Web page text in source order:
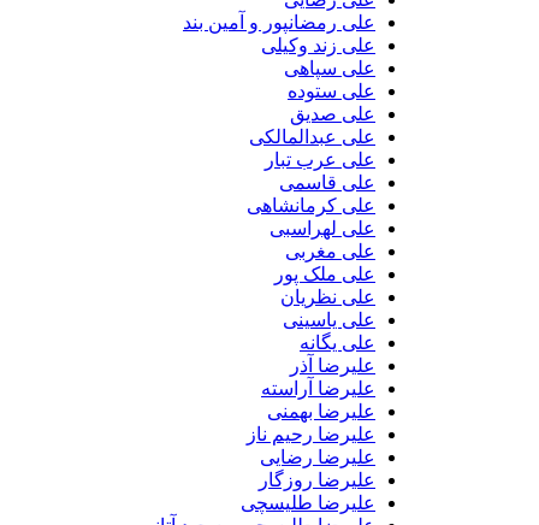
علی رمضانپور و آمین بند
علی زند وکیلی
علی سپاهی
علی ستوده
علی صدیق
علی عبدالمالکی
علی عرب تبار
علی قاسمی
علی کرمانشاهی
علی لهراسبی
علی مغربی
علی ملک پور
علی نظریان
علی یاسینی
علی یگانه
علیرضا آذر
علیرضا آراسته
علیرضا بهمنی
علیرضا رحیم ناز
علیرضا رضایی
علیرضا روزگار
علیرضا طلیسچی